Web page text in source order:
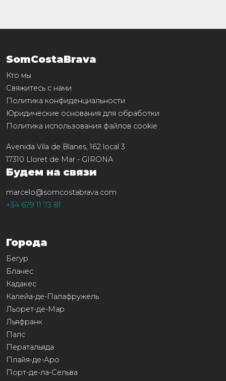
SomCostaBrava
Кто мы
Свяжитесь с нами
Политика конфиденциальности
Юридические основания для обработки
Политика использования файлов cookie
Avenida Vila de Blanes, 162 local 3
17310 Lloret de Mar - GIRONA
Будем на связи
marcelo@somcostabrava.com
+34 679 11 73 81
Города
Бегур
Бланес
Кадакес
Калейа-де-Палафружель
Льорет-де-Мар
Льяфранк
Палс
Ператальяда
Плайя-де-Аро
Порт-де-ла-Сельва